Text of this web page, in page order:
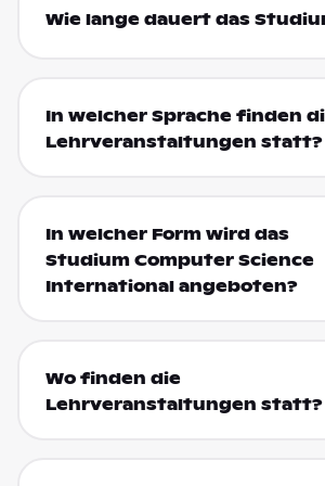
Wie lange dauert das
In welcher Sprache finden
Lehrveranstaltungen statt?
In welcher Form wird das
Studium Computer Science
International angeboten?
Wo finden die
Lehrveranstaltungen statt?